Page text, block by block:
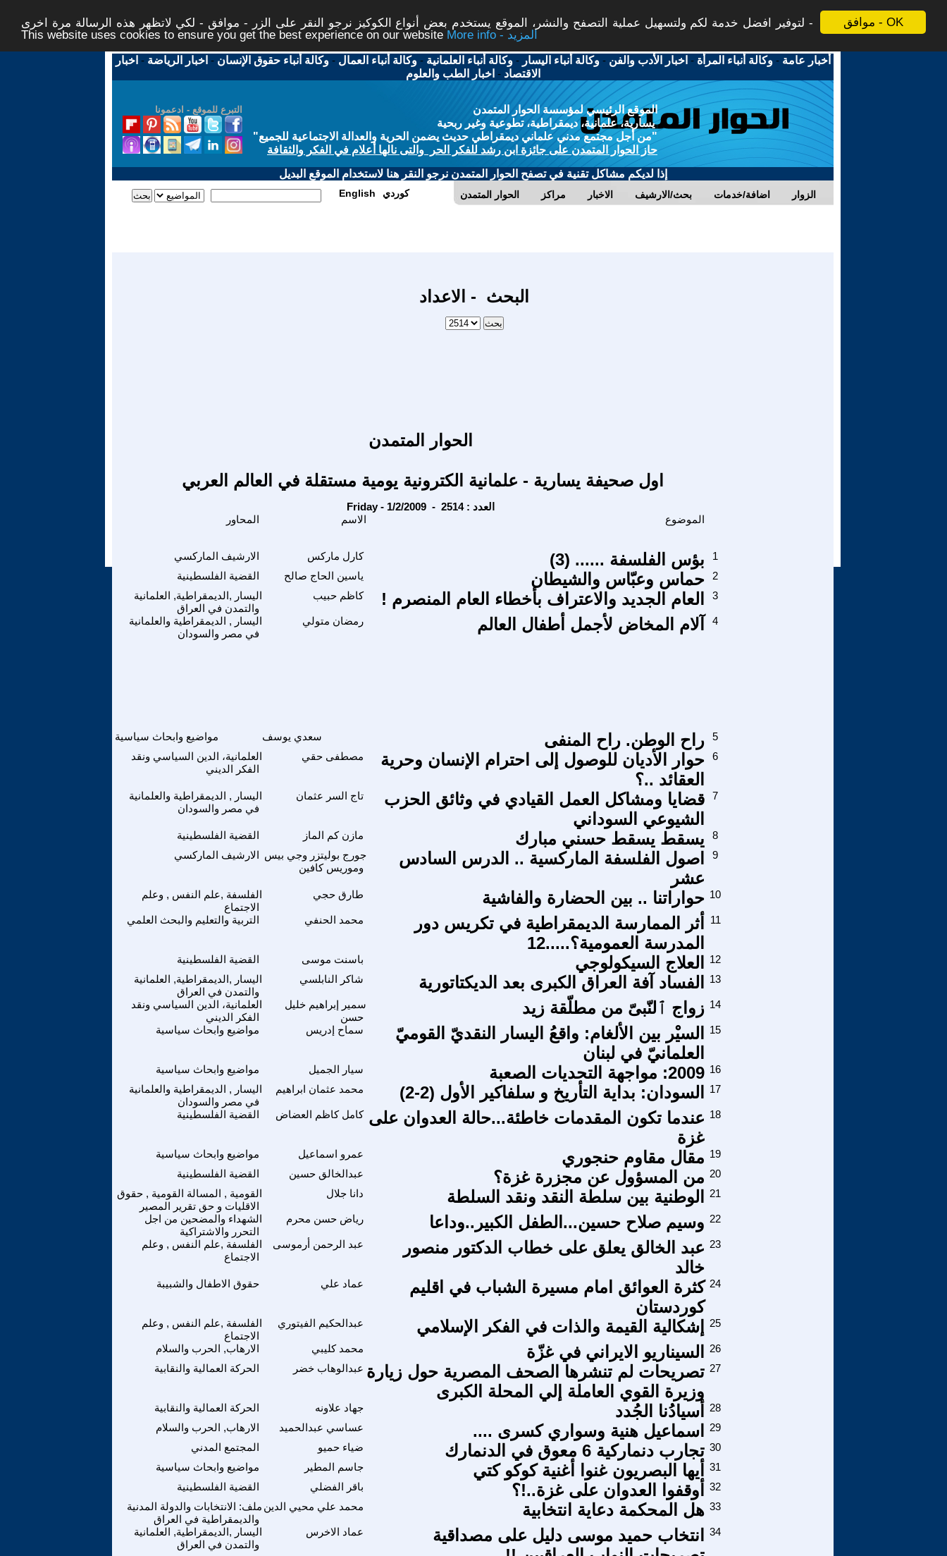
موافق - OK
لتوفير افضل خدمة لكم ولتسهيل عملية التصفح والنشر، الموقع يستخدم بعض أنواع الكوكيز نرجو النقر على الزر - موافق - لكي لاتظهر هذه الرسالة مرة اخرى -
This website uses cookies to ensure you get the best experience on our website
More info - المزيد
أخبار عامة -وكالة أنباء المرأة - اخبار الأدب والفن -وكالة أنباء اليسار -وكالة أنباء العلمانية -وكالة أنباء العمال -وكالة أنباء حقوق الإنسان - اخبار الرياضة - اخبار
الاقتصاد - اخبار الطب والعلوم
التبرع للموقع - ادعمونا
الموقع الرئيسي لمؤسسة الحوار المتمدن
يسارية، علمانية، ديمقراطية، تطوعية وغير ربحية
"من أجل مجتمع مدني علماني ديمقراطي حديث يضمن الحرية والعدالة الاجتماعية للجميع"
حاز الحوار المتمدن على جائزة ابن رشد للفكر الحر والتى نالها أعلام في الفكر والثقافة
إذا لديكم مشاكل تقنية في تصفح الحوار المتمدن نرجو النقر هنا لاستخدام الموقع البديل
الحوار المتمدن مراكز الاخبار بحث/الارشيف اضافة/خدمات الزوار English كوردي
البحث - الاعداد
الحوار المتمدن
اول صحيفة يسارية - علمانية الكترونية يومية مستقلة في العالم العربي
Friday - 1/2/2009 - العدد : 2514
الاسم الموضوع
الارشيف الماركسي كارل ماركس بؤس الفلسفة ...... (3)
1
القضية الفلسطينية
ياسين الحاج صالح حماس وعبّاس والشيطان
2
اليسار ,الديمقراطية, العلمانية
والتمدن في العراق
كاظم حبيب العام الجديد والاعتراف بأخطاء العام المنصرم ! 3
اليسار , الديمقراطية والعلمانية
في مصر والسودان
رمضان متولي آلام المخاض لأجمل أطفال العالم 4
مواضيع وابحاث سياسية سعدي يوسف راح الوطن. راح المنفى
5
العلمانية، الدين السياسي ونقد
الفكر الديني
مصطفى حقي
حوار الأديان للوصول إلى احترام الإنسان وحرية
العقائد ..؟
6
اليسار , الديمقراطية والعلمانية
في مصر والسودان
تاج السر عثمان
قضايا ومشاكل العمل القيادي في وثائق الحزب
الشيوعي السوداني
7
القضية الفلسطينية مازن كم الماز يسقط يسقط حسني مبارك
8
الارشيف الماركسي جورج بوليتزر وجي بيس
وموريس كافين
اصول الفلسفة الماركسية .. الدرس السادس
عشر
9
الفلسفة ,علم النفس , وعلم
الاجتماع
طارق حجي حواراتنا .. بين الحضارة والفاشية 10
التربية والتعليم والبحث العلمي محمد الحنفي
أثر الممارسة الديمقراطية في تكريس دور
المدرسة العمومية؟.....12
11
القضية الفلسطينية باسنت موسى العلاج السيكولوجي
12
اليسار ,الديمقراطية, العلمانية
والتمدن في العراق
شاكر النابلسي الفساد آفة العراق الكبرى بعد الديكتاتورية 13
العلمانية، الدين السياسي ونقد
الفكر الديني
سمير إبراهيم خليل
حسن
زواج ٱلنّبىّ من مطلّقة زيد 14
مواضيع وابحاث سياسية سماح إدريس
السيْر بين الألغام: واقعُ اليسار النقديّ القوميّ
العلمانيّ ‏في لبنان
15
مواضيع وابحاث سياسية سيار الجميل 2009: مواجهة التحديات الصعبة 16
اليسار , الديمقراطية والعلمانية
في مصر والسودان
محمد عثمان ابراهيم السودان: بداية التأريخ و سلفاكير الأول (2-2) 17
القضية الفلسطينية كامل كاظم العضاض عندما تكون المقدمات خاطئة...حالة العدوان على
غزة
18
مواضيع وابحاث سياسية عمرو اسماعيل مقال مقاوم حنجوري 19
القضية الفلسطينية
عبدالخالق حسين من المسؤول عن مجزرة غزة؟ 20
القومية , المسالة القومية , حقوق
الاقليات و حق تقرير المصير
دانا جلال الوطنية بين سلطة النقد ونقد السلطة 21
الشهداء والمضحين من اجل
التحرر والاشتراكية
رياض حسن محرم وسيم صلاح حسين...الطفل الكبير..وداعا 22
الفلسفة ,علم النفس , وعلم
الاجتماع
عبد الرحمن أرموسى
عبد الخالق يعلق على خطاب الدكتور منصور
خالد
23
حقوق الاطفال والشبيبة عماد علي
كثرة العوائق امام مسيرة الشباب في اقليم
كوردستان
24
الفلسفة ,علم النفس , وعلم
الاجتماع
عبدالحكيم الفيتوري إشكالية القيمة والذات في الفكر الإسلامي 25
الارهاب, الحرب والسلام محمد كليبي السيناريو الايراني في غزّة
26
الحركة العمالية والنقابية
عبدالوهاب خضر تصريحات لم تنشرها الصحف المصرية حول زيارة
وزيرة القوي العاملة إلي المحلة الكبرى
27
الحركة العمالية والنقابية جهاد علاونه أسيادُنا الجُدد
28
الارهاب, الحرب والسلام
عساسي عبدالحميد اسماعيل هنية وسواري كسرى ....
29
المجتمع المدني
ضياء حميو تجارب دنماركية 6 معوق في الدنمارك 30
مواضيع وابحاث سياسية
جاسم المطير أيها البصريون غنوا أغنية كوكو كتي
31
القضية الفلسطينية
باقر الفضلي أوقفوا العدوان على غزة..!؟
32
ملف: الانتخابات والدولة المدنية
والديمقراطية في العراق
محمد علي محيي الدين هل المحكمة دعاية انتخابية 33
اليسار ,الديمقراطية, العلمانية
والتمدن في العراق
عماد الاخرس
انتخاب حميد موسى دليل على مصداقية
34